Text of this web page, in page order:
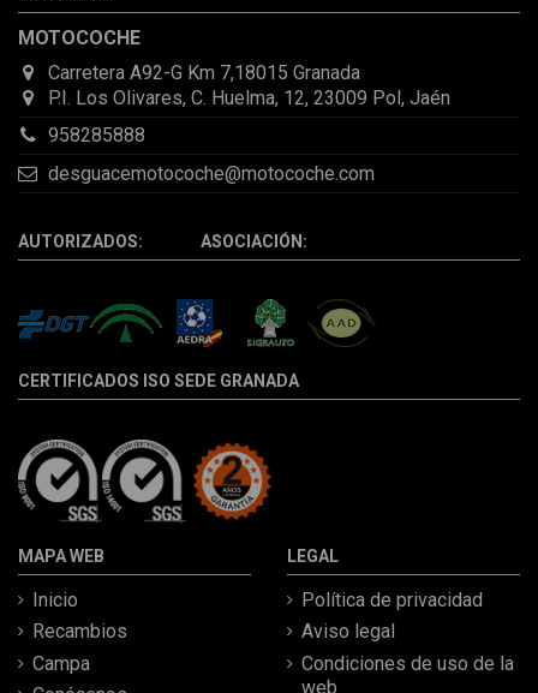
MOTOCOCHE
Carretera A92-G Km 7,18015 Granada
P.I. Los Olivares, C. Huelma, 12, 23009 Pol, Jaén
958285888
desguacemotocoche@motocoche.com
AUTORIZADOS: ASOCIACIÓN:
CERTIFICADOS ISO SEDE GRANADA
MAPA WEB
Inicio
Recambios
Campa
LEGAL
Política de privacidad
Aviso legal
Condiciones de uso de la
web